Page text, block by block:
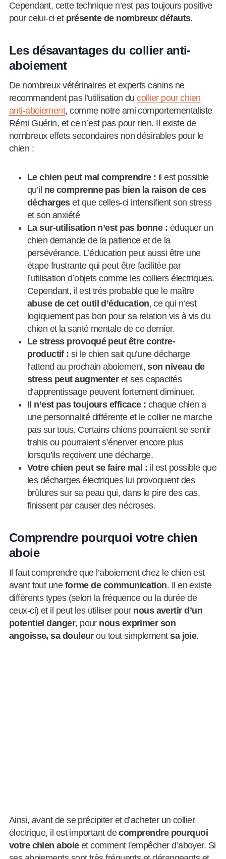
Cependant, cette technique n’est pas toujours positive
pour celui-ci et présente de nombreux défauts.
Les désavantages du collier anti-
aboiement
De nombreux vétérinaires et experts canins ne
recommandent pas l’utilisation ducollier pour chien
anti-aboiement, comme notre ami comportementaliste
Rémi Guérin, et ce n’est pas pour rien. Il existe de
nombreux effets secondaires non désirables pour le
chien :
Le chien peut mal comprendre : il est possible
qu’il ne comprenne pas bien la raison de ces
déchargeset que celles-ci intensifient son stress
et son anxiété
La sur-utilisation n’est pas bonne : éduquer un
chien demande de la patience et de la
persévérance. L’éducation peut aussi être une
étape frustrante qui peut être facilitée par
l’utilisation d’objets comme les colliers électriques.
Cependant, il est très probable que le maître
abuse de cet outil d’éducation, ce qui n’est
logiquement pas bon pour sa relation vis à vis du
chien et la santé mentale de ce dernier.
Le stress provoqué peut être contre-
productif : si le chien sait qu’une décharge
l’attend au prochain aboiement,son niveau de
stress peut augmenteret ses capacités
d’apprentissage peuvent fortement diminuer.
Il n’est pas toujours efficace : chaque chien a
une personnalité différente et le collier ne marche
pas sur tous. Certains chiens pourraient se sentir
trahis ou pourraient s’énerver encore plus
lorsqu’ils reçoivent une décharge.
Votre chien peut se faire mal : il est possible que
les décharges électriques lui provoquent des
brûlures sur sa peau qui, dans le pire des cas,
finissent par causer des nécroses.
Comprendre pourquoi votre chien
aboie
Il faut comprendre que l’aboiement chez le chien est
avant tout une forme de communication. Il en existe
différents types (selon la fréquence ou la durée de
ceux-ci) et il peut les utiliser pour nous avertir d’un
potentiel danger, pour nous exprimer son
angoisse, sa douleurou tout simplementsa joie.
Ainsi, avant de se précipiter et d’acheter un collier
électrique, il est important decomprendre pourquoi
votre chien aboieet comment l'empêcher d’aboyer. Si